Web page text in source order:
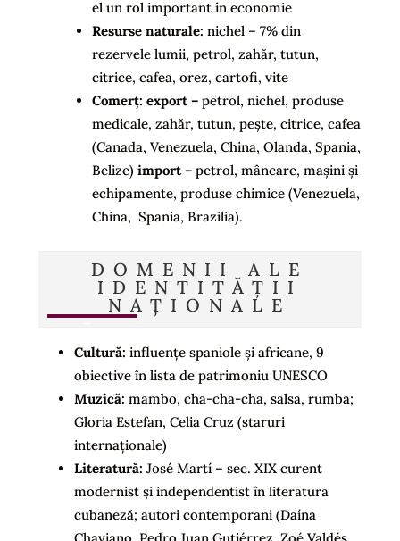
el un rol important în economie
Resurse naturale: nichel – 7% din
rezervele lumii, petrol, zahăr, tutun,
citrice, cafea, orez, cartofi, vite
Comerț: export – petrol, nichel, produse
medicale, zahăr, tutun, pește, citrice, cafea
(Canada, Venezuela, China, Olanda, Spania,
Belize) import – petrol, mâncare, mașini și
echipamente, produse chimice (Venezuela,
China, Spania, Brazilia).
DOMENII ALE
IDENTITĂȚII
NAȚIONALE
Cultură: influențe spaniole și africane, 9
obiective în lista de patrimoniu UNESCO
Muzică: mambo, cha-cha-cha, salsa, rumba;
Gloria Estefan, Celia Cruz (staruri
internaționale)
Literatură: José Martí – sec. XIX curent
modernist și independentist în literatura
cubaneză; autori contemporani (Daína